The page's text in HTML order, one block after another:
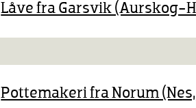
Se mer på DigitaltMuseum
Låve fra Garsvik (Aurskog-
Pottemakeri fra Norum